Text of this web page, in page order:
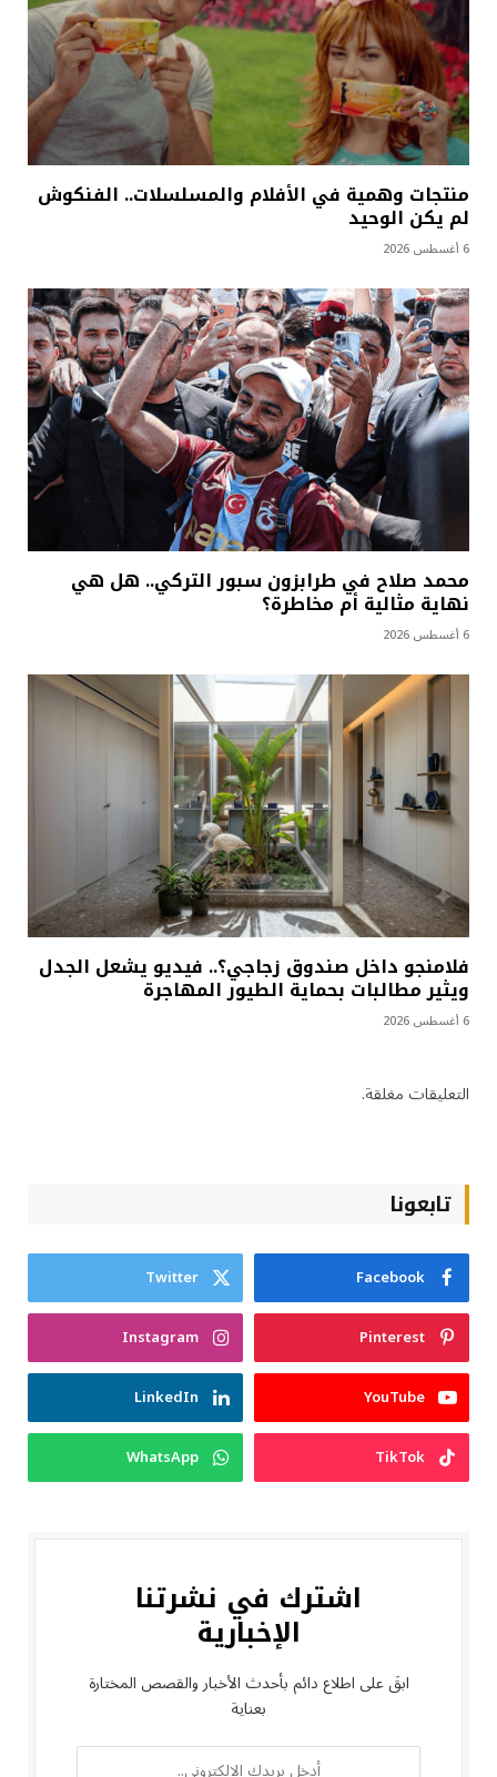
منتجات وهمية في الأفلام والمسلسلات.. الفنكوش
لم يكن الوحيد
6 أغسطس 2026
محمد صلاح في طرابزون سبور التركي.. هل هي
نهاية مثالية أم مخاطرة؟
6 أغسطس 2026
فلامنجو داخل صندوق زجاجي؟.. فيديو يشعل الجدل
ويثير مطالبات بحماية الطيور المهاجرة
6 أغسطس 2026
التعليقات مغلقة.
تابعونا
Facebook
Twitter
Pinterest
Instagram
YouTube
LinkedIn
TikTok
WhatsApp
اشترك في نشرتنا
الإخبارية
ابقَ على اطلاع دائم بأحدث الأخبار والقصص المختارة
بعناية